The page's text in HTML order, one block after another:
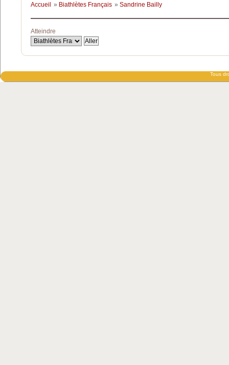
Accueil » Biathlètes Français » Sandrine Bailly
Atteindre
Tous